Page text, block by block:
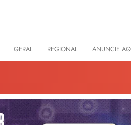
GERAL REGIONAL ANUNCIE